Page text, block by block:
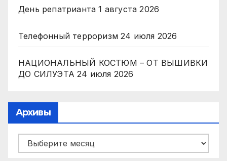
День репатрианта 1 августа 2026
Телефонный терроризм 24 июля 2026
НАЦИОНАЛЬНЫЙ КОСТЮМ – ОТ ВЫШИВКИ
ДО СИЛУЭТА 24 июля 2026
Архивы
Архивы